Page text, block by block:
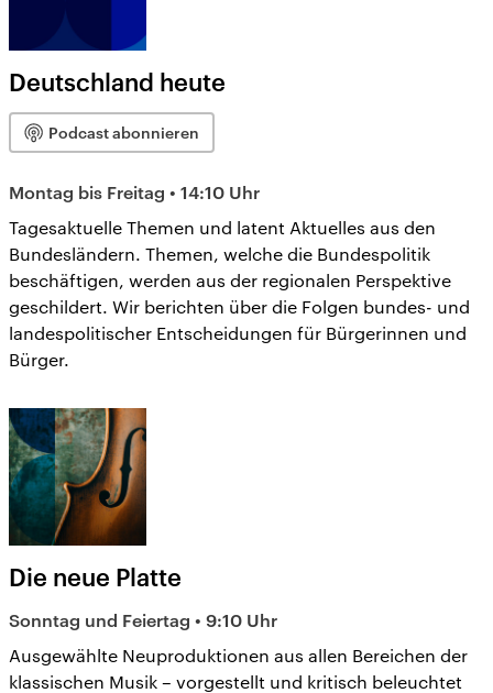
Deutschland heute
Podcast abonnieren
Montag bis Freitag • 14:10 Uhr
Tagesaktuelle Themen und latent Aktuelles aus den
Bundesländern. Themen, welche die Bundespolitik
beschäftigen, werden aus der regionalen Perspektive
geschildert. Wir berichten über die Folgen bundes- und
landespolitischer Entscheidungen für Bürgerinnen und
Bürger.
Die neue Platte
Sonntag und Feiertag • 9:10 Uhr
Ausgewählte Neuproduktionen aus allen Bereichen der
klassischen Musik – vorgestellt und kritisch beleuchtet